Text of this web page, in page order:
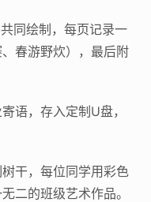
同绘制，每页记录一
春游野炊），最后附
语，存入定制U盘，
干，每位同学用彩色
二的班级艺术作品。